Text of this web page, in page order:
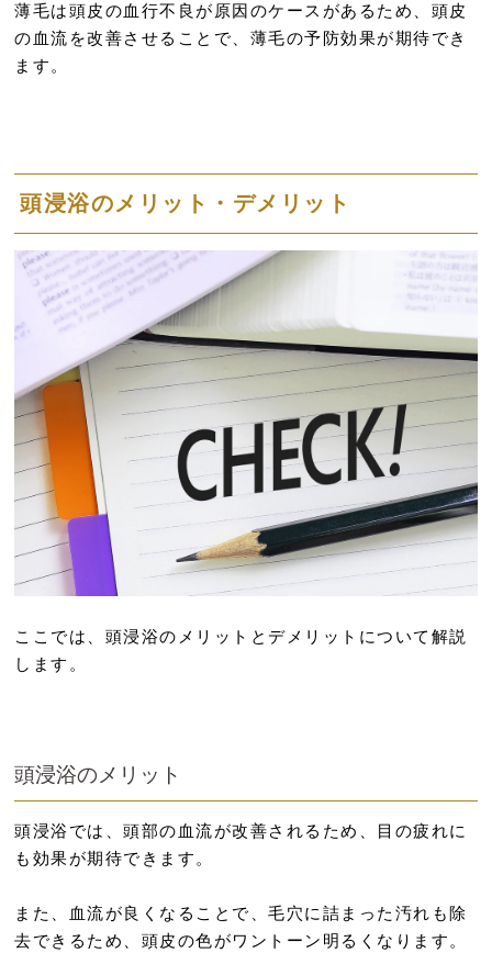
薄毛は頭皮の血行不良が原因のケースがあるため、頭皮
の血流を改善させることで、薄毛の予防効果が期待でき
ます。
頭浸浴のメリット・デメリット
ここでは、頭浸浴のメリットとデメリットについて解説
します。
頭浸浴のメリット
頭浸浴では、頭部の血流が改善されるため、目の疲れに
も効果が期待できます。
また、血流が良くなることで、毛穴に詰まった汚れも除
去できるため、頭皮の色がワントーン明るくなります。